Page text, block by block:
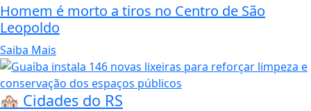
Homem é morto a tiros no Centro de São
Leopoldo
Saiba Mais
🏘️ Cidades do RS